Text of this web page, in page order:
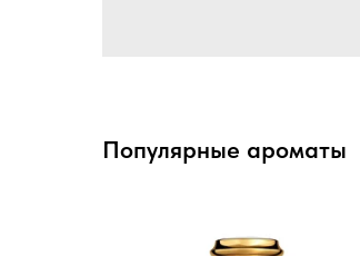
Популярные ароматы